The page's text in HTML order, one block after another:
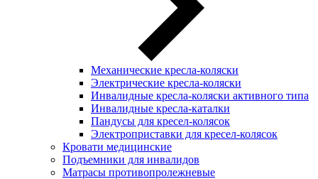
Механические кресла-коляски
Электрические кресла-коляски
Инвалидные кресла-коляски активного типа
Инвалидные кресла-каталки
Пандусы для кресел-колясок
Электроприставки для кресел-колясок
Кровати медицинские
Подъемники для инвалидов
Матрасы противопролежневые